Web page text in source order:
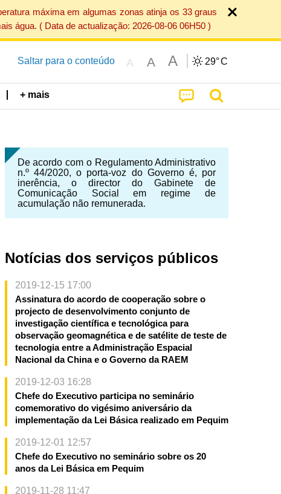
máxima em algumas zonas atinja os 33 graus
água. ( Data de actualização: 2026-08-06 06H50 )
Saltar para o conteúdo A A A 29°C
+ mais
De acordo com o Regulamento Administrativo
n.º 44/2020, o porta-voz do Governo é, por
inerência, o director do Gabinete de
Comunicação Social em regime de
acumulação não remunerada.
Notícias dos serviços públicos
2019-12-15 17:00
Assinatura do acordo de cooperação sobre o
projecto de desenvolvimento conjunto de
investigação científica e tecnológica para
observação geomagnética e de satélite de teste de
tecnologia entre a Administração Espacial
Nacional da China e o Governo da RAEM
2019-12-03 16:28
Chefe do Executivo participa no seminário
comemorativo do vigésimo aniversário da
implementação da Lei Básica realizado em Pequim
2019-12-01 12:57
Chefe do Executivo no seminário sobre os 20
anos da Lei Básica em Pequim
2019-11-28 11:47